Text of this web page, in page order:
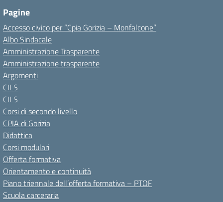
Pagine
Accesso civico per “Cpia Gorizia – Monfalcone”
Albo Sindacale
Amministrazione Trasparente
Amministrazione trasparente
Argomenti
CILS
CILS
Corsi di secondo livello
CPIA di Gorizia
Didattica
Corsi modulari
Offerta formativa
Orientamento e continuità
Piano triennale dell’offerta formativa – PTOF
Scuola carceraria